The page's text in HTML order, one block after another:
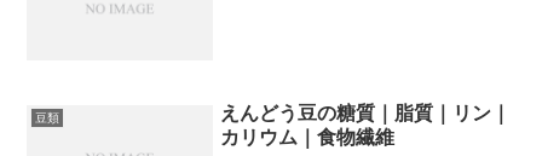
豆類
えんどう豆の糖質｜脂質｜リン｜
カリウム｜食物繊維